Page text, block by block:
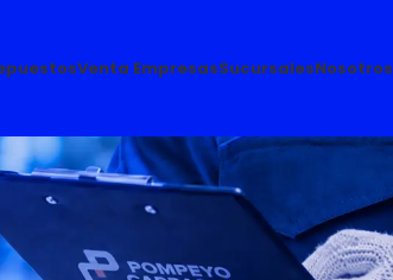
Venta EmpresasSucursalesNosotros